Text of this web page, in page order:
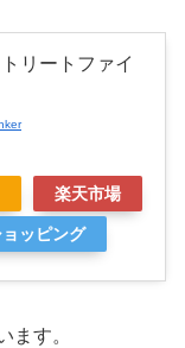
トリートファイ
楽天市場
ッピング
ます。